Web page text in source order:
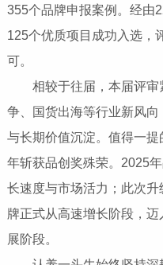
355个品牌申报案例。经由
125个优质项目成功入选，
可。
相较于往届，本届评
争、国货出海等行业新风
与长期价值沉淀。值得一
年斩获品创奖殊荣。2025
长速度与市场活力；此次升
牌正式从高速增长阶段，
展阶段。